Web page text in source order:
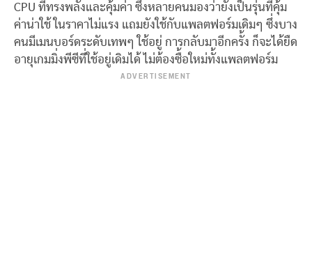
CPU ที่ทรงพลังและคุ้มค่า ซึ่งหลายคนมองว่ายังเป็นรุ่นที่คุ้ม
ค่าน่าใช้ ในราคาไม่แรง แถมยังใช้กับแพลตฟอร์มเดิมๆ ซึ่งบาง
คนมีเมนบอร์ดระดับเทพๆ ใช้อยู่ การกลับมาอีกครั้ง ก็จะได้ยืด
อายุเกมมิ่งพีซีที่ใช้อยู่เดิมได้ ไม่ต้องซื้อใหม่ทั้งแพลตฟอร์ม
ADVERTISEMENT